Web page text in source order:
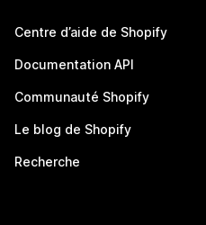
Centre d’aide de Shopify
Documentation API
Communauté Shopify
Le blog de Shopify
Recherche